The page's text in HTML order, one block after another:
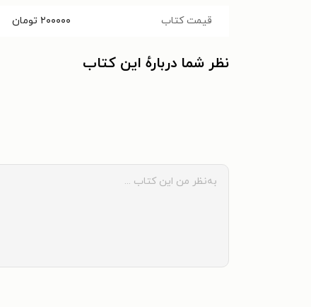
قیمت کتاب ۲۰۰۰۰۰ تومان
نظر شما دربارهٔ این کتاب